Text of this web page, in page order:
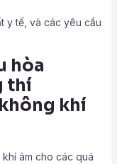
y tế, và các yêu cầu
hòa
thí
khí
âm cho các quá